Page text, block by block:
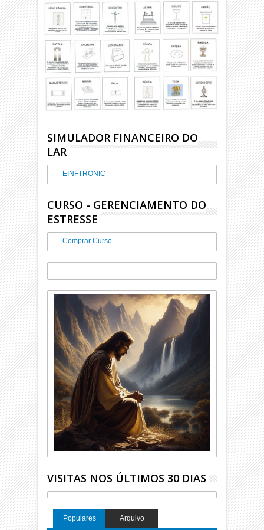
SIMULADOR FINANCEIRO DO
LAR
EINFTRONIC
CURSO - GERENCIAMENTO DO
ESTRESSE
Comprar Curso
VISITAS NOS ÚLTIMOS 30 DIAS
Populares Arquivo